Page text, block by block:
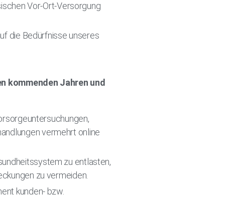
Vor-Ort-Versorgung
die Bedürfnisse unseres
kommenden Jahren und
vermehrt online
zu entlasten,
zu vermeiden.
kunden- bzw.